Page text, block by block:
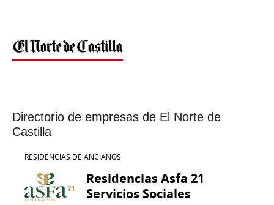
Directorio de empresas de El Norte de
Castilla
RESIDENCIAS DE ANCIANOS
Residencias Asfa 21
Servicios Sociales